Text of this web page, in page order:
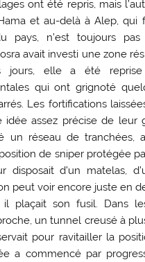
ont été repris, mais
et au-delà à Alep, qui
pays, n’est toujours
avait investi une zone
elle a été reprise
qui ont grignoté
Les fortifications
idée assez précise de leur
un réseau de tranchées,
de sniper protégée
disposait d’un matelas,
peut voir encore juste en
plaçait son fusil. Dans
un tunnel creusé à
pour ravitailler la
a commencé par